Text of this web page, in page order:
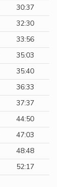
30:37
32:30
33:56
35:03
35:40
36:33
37:37
44:50
47:03
48:48
52:17